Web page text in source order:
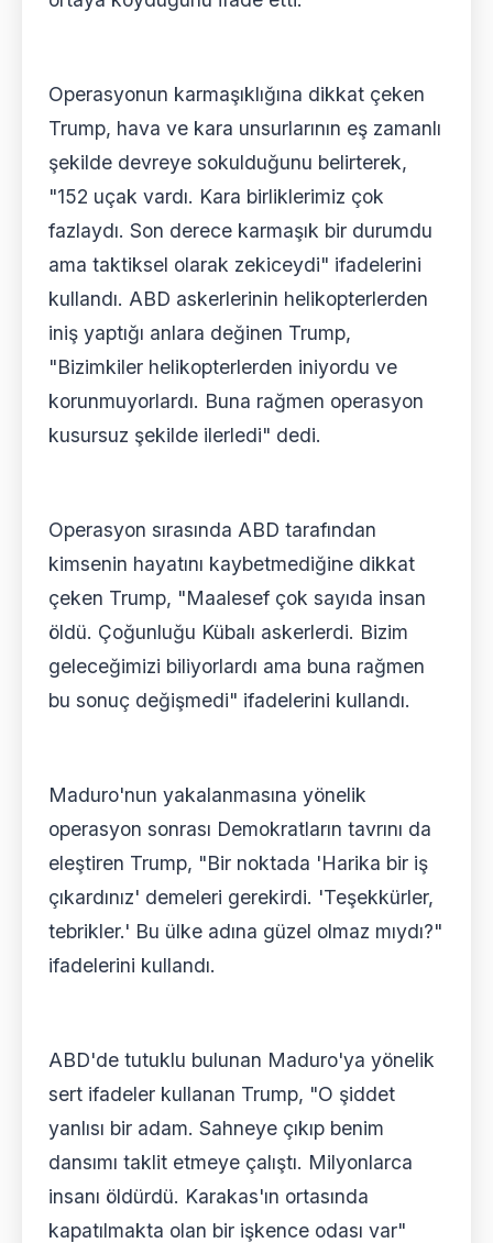
Operasyonun karmaşıklığına dikkat çeken
Trump, hava ve kara unsurlarının eş zamanlı
şekilde devreye sokulduğunu belirterek,
"152 uçak vardı. Kara birliklerimiz çok
fazlaydı. Son derece karmaşık bir durumdu
ama taktiksel olarak zekiceydi" ifadelerini
kullandı. ABD askerlerinin helikopterlerden
iniş yaptığı anlara değinen Trump,
"Bizimkiler helikopterlerden iniyordu ve
korunmuyorlardı. Buna rağmen operasyon
kusursuz şekilde ilerledi" dedi.
Operasyon sırasında ABD tarafından
kimsenin hayatını kaybetmediğine dikkat
çeken Trump, "Maalesef çok sayıda insan
öldü. Çoğunluğu Kübalı askerlerdi. Bizim
geleceğimizi biliyorlardı ama buna rağmen
bu sonuç değişmedi" ifadelerini kullandı.
Maduro'nun yakalanmasına yönelik
operasyon sonrası Demokratların tavrını da
eleştiren Trump, "Bir noktada 'Harika bir iş
çıkardınız' demeleri gerekirdi. 'Teşekkürler,
tebrikler.' Bu ülke adına güzel olmaz mıydı?"
ifadelerini kullandı.
ABD'de tutuklu bulunan Maduro'ya yönelik
sert ifadeler kullanan Trump, "O şiddet
yanlısı bir adam. Sahneye çıkıp benim
dansımı taklit etmeye çalıştı. Milyonlarca
insanı öldürdü. Karakas'ın ortasında
kapatılmakta olan bir işkence odası var"